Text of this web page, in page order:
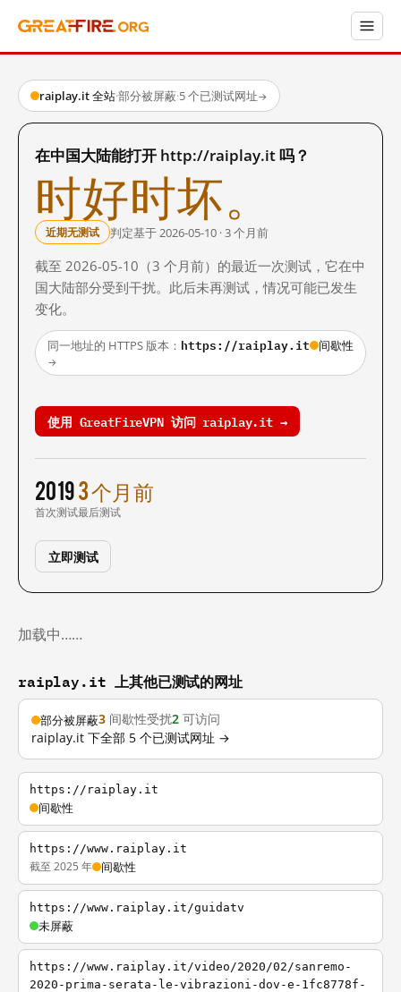
raiplay.it 全站·部分被屏蔽·5 个已测试网址→
在中国大陆能打开 http://raiplay.it 吗？
时好时坏。
近期无测试 判定基于 2026-05-10 · 3 个月前
截至 2026-05-10（3 个月前）的最近一次测试，它在中
国大陆部分受到干扰。此后未再测试，情况可能已发生
变化。
同一地址的 HTTPS 版本： https://raiplay.it 间歇性
→
使用 GreatFireVPN 访问 raiplay.it →
2019
首次测试
3 个月前
最后测试
立即测试
加载中……
raiplay.it 上其他已测试的网址
部分被屏蔽3 间歇性受扰2 可访问
raiplay.it 下全部 5 个已测试网址 →
https://raiplay.it
间歇性
https://www.raiplay.it
截至 2025 年 间歇性
https://www.raiplay.it/guidatv
未屏蔽
https://www.raiplay.it/video/2020/02/sanremo-
2020-prima-serata-le-vibrazioni-dov-e-1fc8778f-